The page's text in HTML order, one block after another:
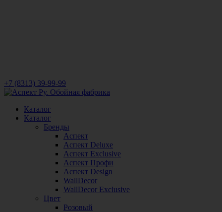
+7 (8313) 39-99-99
Каталог
Каталог
Бренды
Аспект
Аспект Deluxe
Аспект Exclusive
Аспект Профи
Аспект Design
WallDecor
WallDecor Exclusive
Цвет
Розовый